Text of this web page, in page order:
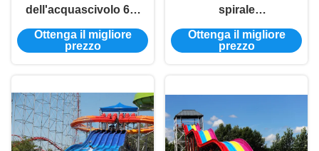
dell'acquascivolo 6m
dell'arcobaleno di Mat
Racer Water Slide
Ottenga il migliore
prezzo
spirale
dell'acquascivolo che
corre lo scorrevole dello
Ottenga il migliore
prezzo